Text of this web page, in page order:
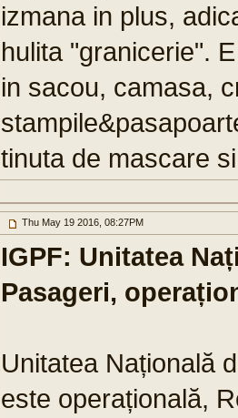
izmana in plus,
hulita "granicerie".
in sacou, camasa,
tinuta de mascare
Thu May 19 2016, 08:27PM
IGPF: Unitatea
Pasageri,
Unitatea Națională
este operațională,